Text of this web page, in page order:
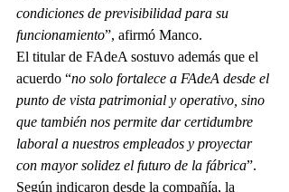
condiciones de previsibilidad para su
funcionamiento”, afirmó Manco.
El titular de FAdeA sostuvo además que el
acuerdo “no solo fortalece a FAdeA desde el
punto de vista patrimonial y operativo, sino
que también nos permite dar certidumbre
laboral a nuestros empleados y proyectar
con mayor solidez el futuro de la fábrica”.
Según indicaron desde la compañía, la